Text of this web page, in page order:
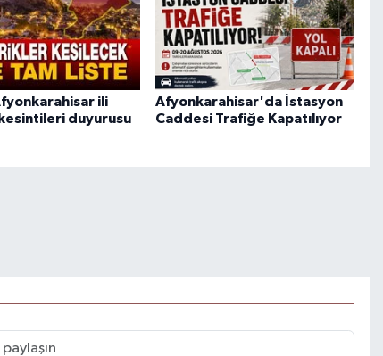
ili
duyurusu
Afyonkarahisar'da İstasyon
Caddesi Trafiğe Kapatılıyor